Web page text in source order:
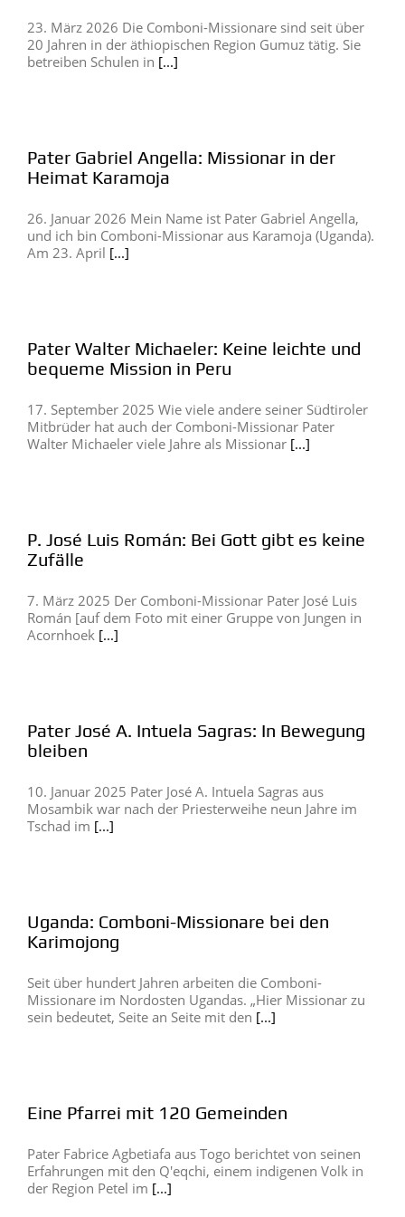
23. März 2026 Die Comboni-Missionare sind seit über
20 Jahren in der äthiopischen Region Gumuz tätig. Sie
betreiben Schulen in [...]
Pater Gabriel Angella: Missionar in der
Heimat Karamoja
26. Januar 2026 Mein Name ist Pater Gabriel Angella,
und ich bin Comboni-Missionar aus Karamoja (Uganda).
Am 23. April [...]
Pater Walter Michaeler: Keine leichte und
bequeme Mission in Peru
17. September 2025 Wie viele andere seiner Südtiroler
Mitbrüder hat auch der Comboni-Missionar Pater
Walter Michaeler viele Jahre als Missionar [...]
P. José Luis Román: Bei Gott gibt es keine
Zufälle
7. März 2025 Der Comboni-Missionar Pater José Luis
Román [auf dem Foto mit einer Gruppe von Jungen in
Acornhoek [...]
Pater José A. Intuela Sagras: In Bewegung
bleiben
10. Januar 2025 Pater José A. Intuela Sagras aus
Mosambik war nach der Priesterweihe neun Jahre im
Tschad im [...]
Uganda: Comboni-Missionare bei den
Karimojong
Seit über hundert Jahren arbeiten die Comboni-
Missionare im Nordosten Ugandas. „Hier Missionar zu
sein bedeutet, Seite an Seite mit den [...]
Eine Pfarrei mit 120 Gemeinden
Pater Fabrice Agbetiafa aus Togo berichtet von seinen
Erfahrungen mit den Q'eqchi, einem indigenen Volk in
der Region Petel im [...]